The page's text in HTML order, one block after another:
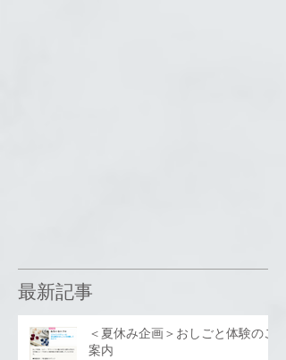
最新記事
＜夏休み企画＞おしごと体験のご
案内